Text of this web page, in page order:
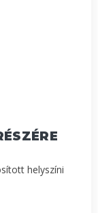
helyszíni